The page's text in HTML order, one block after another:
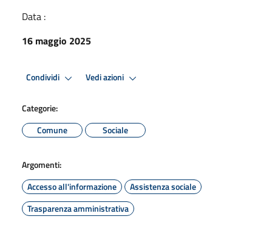
Data :
16 maggio 2025
Condividi Vedi azioni
Categorie:
Comune
Sociale
Argomenti:
Accesso all'informazione
Assistenza sociale
Trasparenza amministrativa